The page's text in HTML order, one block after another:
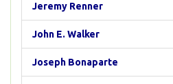
Jeremy Renner
John E. Walker
Joseph Bonaparte